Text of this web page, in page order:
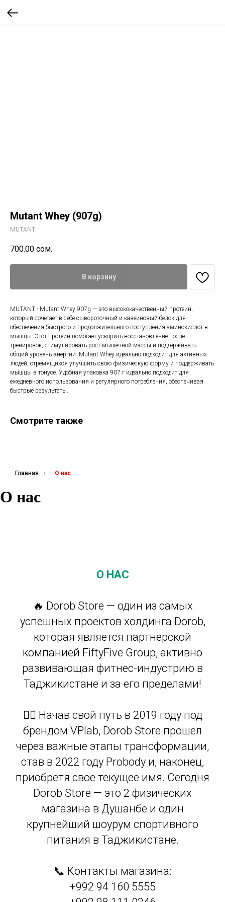
Mutant Whey (907g)
MUTANT
700.00 сом.
В корзину
MUTANT - Mutant Whey 907g — это высококачественный протеин,
который сочетает в себе сывороточный и казеиновый белок для
обеспечения быстрого и продолжительного поступления аминокислот в
мышцы. Этот протеин помогает ускорить восстановление после
тренировок, стимулировать рост мышечной массы и поддерживать
общий уровень энергии. Mutant Whey идеально подходит для активных
людей, стремящихся улучшить свою физическую форму и поддерживать
мышцы в тонусе. Удобная упаковка 907 г идеально подходит для
ежедневного использования и регулярного потребления, обеспечивая
быстрые результаты.
Смотрите также
Главная / О нас
О нас
О НАС
🔥 Dorob Store — один из самых
успешных проектов холдинга Dorob,
которая является партнерской
компанией FiftyFive Group, активно
развивающая фитнес-индустрию в
Таджикистане и за его пределами!
🏋️‍♂️ Начав свой путь в 2019 году под
брендом VPlab, Dorob Store прошел
через важные этапы трансформации,
став в 2022 году Probody и, наконец,
приобретя свое текущее имя. Сегодня
Dorob Store — это 2 физических
магазина в Душанбе и один
крупнейший шоурум спортивного
питания в Таджикистане.
📞 Контакты магазина:
+992 94 160 5555